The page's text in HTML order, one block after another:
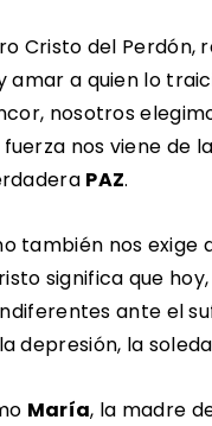
Cristo del Perdón,
amar a quien lo
nosotros
nos viene de
PAZ.
también nos exige
significa que hoy,
ante el
depresión, la
María, la madre